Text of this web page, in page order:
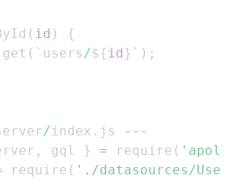
( id )
{
get ( `users /${ id } ` ) ;
/index . js - - -
, gql } = require (
require ( './datasources/